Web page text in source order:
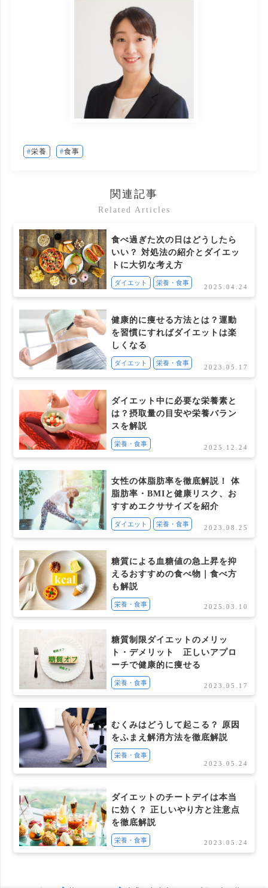
栄養 食事
関連記事
Related Articles
食べ過ぎた次の日はどうしたら
いい？ 対処法の紹介とダイエッ
トに大切な考え方
ダイエット 栄養・食事
2025.04.24
健康的に痩せる方法とは？運動
を習慣にすればダイエットは楽
しくなる
ダイエット 栄養・食事
2023.05.17
ダイエット中に必要な栄養素と
は？摂取量の目安や栄養バラン
スを解説
栄養・食事
2025.12.24
女性の体脂肪率を徹底解説！ 体
脂肪率・BMIと健康リスク、お
すすめエクササイズを紹介
ダイエット 栄養・食事
2023.08.25
糖質による血糖値の急上昇を抑
えるおすすめの食べ物｜食べ方
も解説
栄養・食事 2025.03.10
糖質制限ダイエットのメリッ
ト・デメリット 正しいアプロ
ーチで健康的に痩せる
栄養・食事 2023.05.17
むくみはどうして起こる？ 原因
をふまえ解消方法を徹底解説
栄養・食事
2023.05.24
ダイエットのチートデイは本当
に効く？ 正しいやり方と注意点
を徹底解説
栄養・食事 2023.05.24